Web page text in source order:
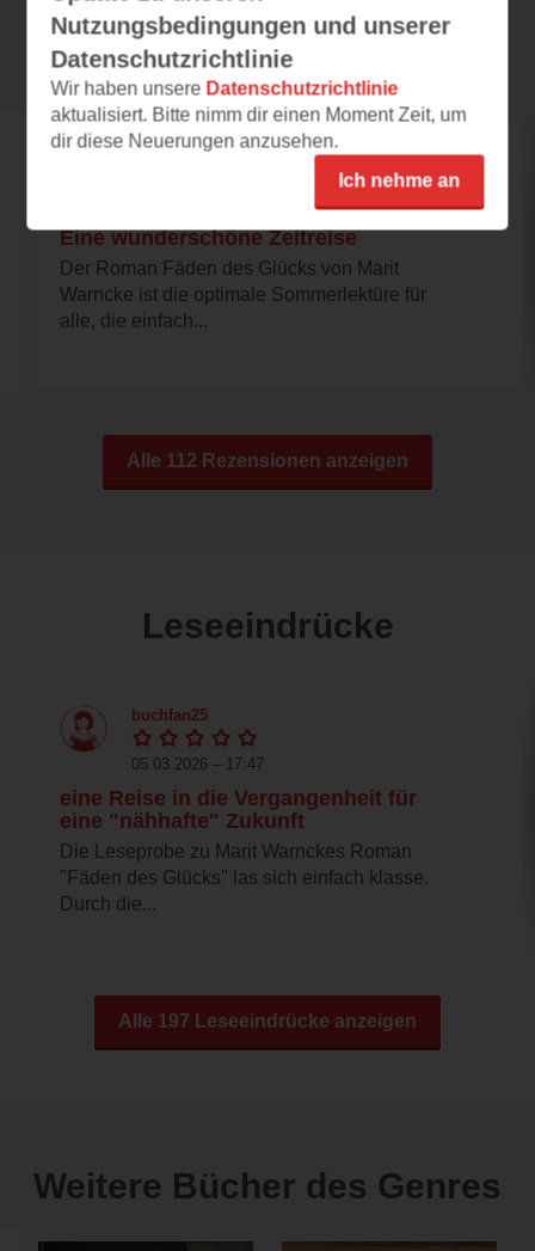
Rezensionen
Eine wunderschöne Zeitreise
Der Roman Fäden des Glücks von Marit
Warncke ist die optimale Sommerlektüre für
alle, die einfach...
Alle 112 Rezensionen anzeigen
Leseeindrücke
buchfan25
05.03.2026 – 17:47
eine Reise in die Vergangenheit für
eine "nähhafte" Zukunft
Die Leseprobe zu Marit Warnckes Roman
"Fäden des Glücks" las sich einfach klasse.
Durch die...
Alle 197 Leseeindrücke anzeigen
Weitere Bücher des Genres
Nutzungsbedingungen und unserer
Datenschutzrichtlinie
Wir haben unsere Datenschutzrichtlinie
aktualisiert. Bitte nimm dir einen Moment Zeit, um
dir diese Neuerungen anzusehen.
Ich nehme an